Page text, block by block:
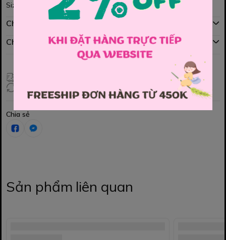
Size : 110 , 120 , 130 , 140 , 150
Chính sách mua hàng
Chính sách đổi hàng
Đổi hàng 3 ngày (HCM), 7 ngày (Tỉnh)
Chia sẻ
Sản phẩm liên quan